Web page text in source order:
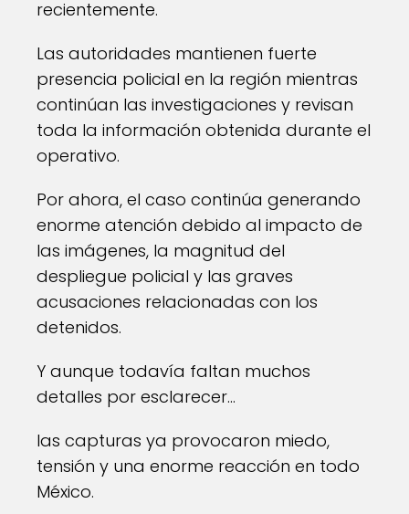
recientemente.
Las autoridades mantienen fuerte
presencia policial en la región mientras
continúan las investigaciones y revisan
toda la información obtenida durante el
operativo.
Por ahora, el caso continúa generando
enorme atención debido al impacto de
las imágenes, la magnitud del
despliegue policial y las graves
acusaciones relacionadas con los
detenidos.
Y aunque todavía faltan muchos
detalles por esclarecer…
las capturas ya provocaron miedo,
tensión y una enorme reacción en todo
México.